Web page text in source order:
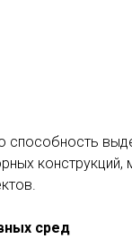
конструкций,
сред